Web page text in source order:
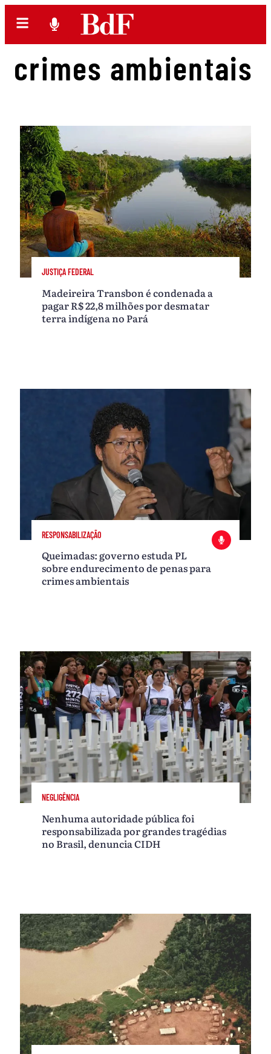
crimes ambientais
JUSTIÇA FEDERAL
Madeireira Transbon é condenada a
pagar R$ 22,8 milhões por desmatar
terra indígena no Pará
RESPONSABILIZAÇÃO
Queimadas: governo estuda PL
sobre endurecimento de penas para
crimes ambientais
NEGLIGÊNCIA
Nenhuma autoridade pública foi
responsabilizada por grandes tragédias
no Brasil, denuncia CIDH